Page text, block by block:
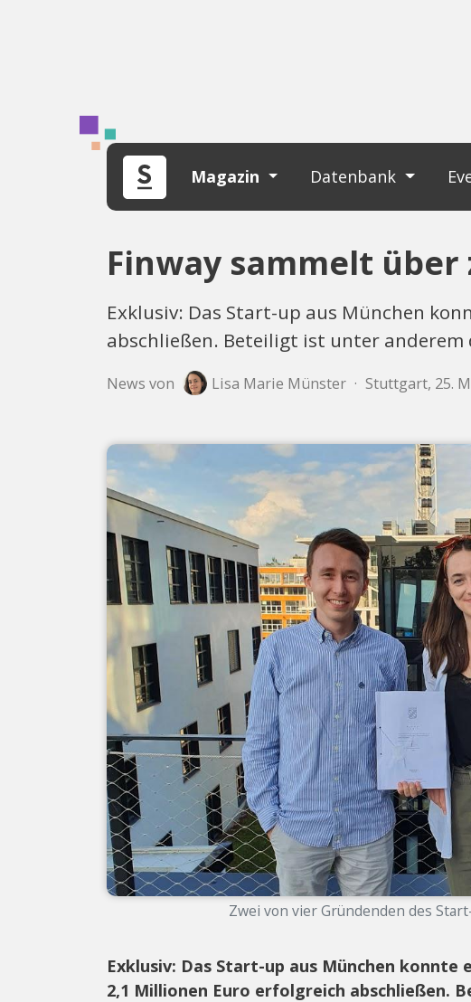
Magazin Datenbank
Finway sammelt
Exklusiv: Das Start-up aus München
abschließen. Beteiligt ist unter
News von Lisa Marie Münster · Stuttgart, 25.
Zwei von vier Gründenden des
Exklusiv: Das Start-up aus München konnte
2,1 Millionen Euro erfolgreich abschließen.